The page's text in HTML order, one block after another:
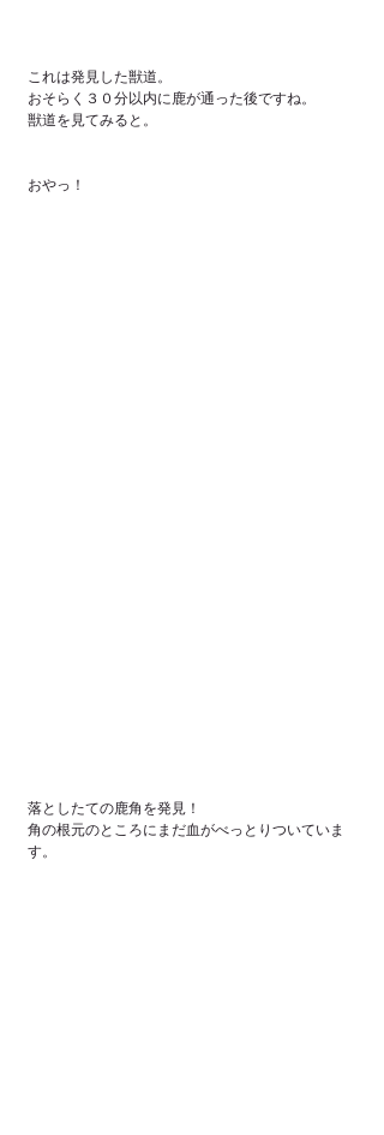
これは発見した獣道。
おそらく３０分以内に鹿が通った後ですね。
獣道を見てみると。
おやっ！
落としたての鹿角を発見！
角の根元のところにまだ血がべっとりついていま
す。